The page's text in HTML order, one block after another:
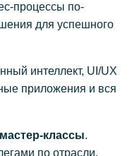
процессы по-
для успешного
интеллект, UI/UX
приложения и вся
классы.
по отрасли.